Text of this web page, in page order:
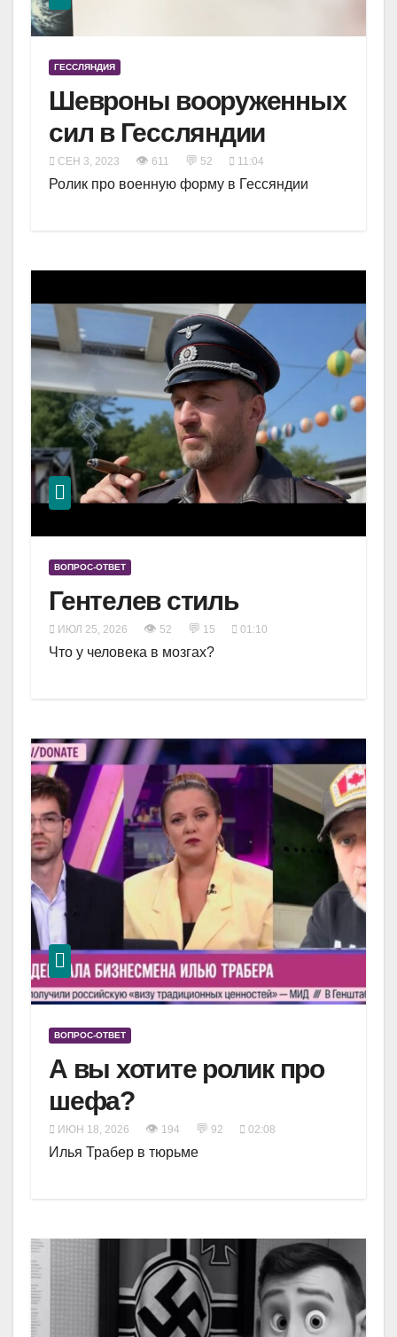
ГЕССЛЯНДИЯ
Шевроны вооруженных
сил в Гессляндии
СЕН 3, 2023 👁 611 💬 52 11:04
Ролик про военную форму в Гессяндии
ВОПРОС-ОТВЕТ
Гентелев стиль
ИЮЛ 25, 2026 👁 52 💬 15 01:10
Что у человека в мозгах?
ВОПРОС-ОТВЕТ
А вы хотите ролик про
шефа?
ИЮН 18, 2026 👁 194 💬 92 02:08
Илья Трабер в тюрьме